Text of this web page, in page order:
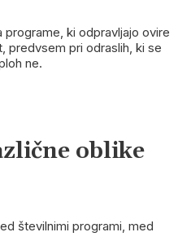
ki odpravljajo ovire
predvsem pri odraslih, ki se
ne.
oblike
številnimi programi, med